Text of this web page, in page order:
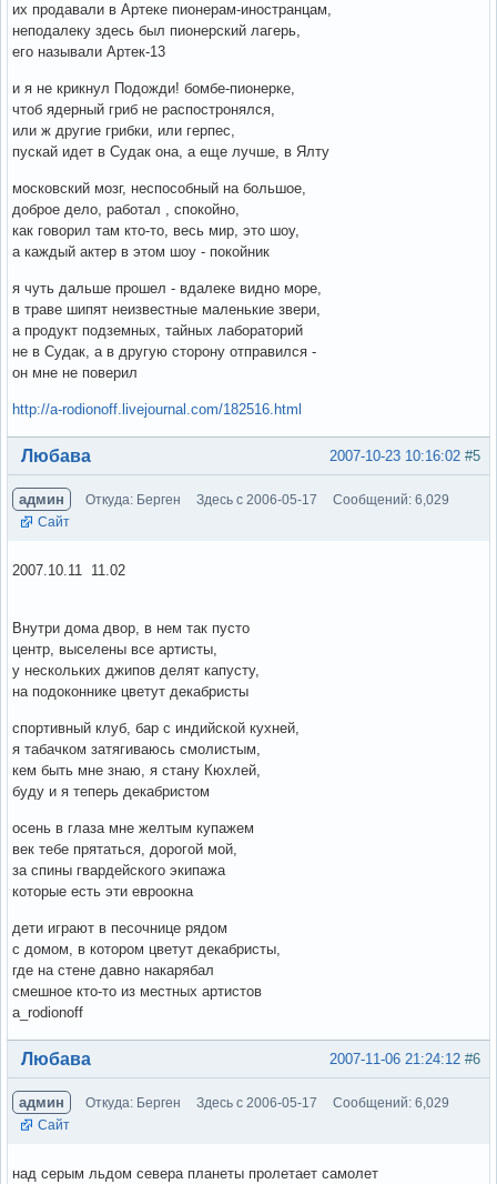
их продавали в Артеке пионерам-иностранцам,
неподалеку здесь был пионерский лагерь,
его называли Артек-13
и я не крикнул Подожди! бомбе-пионерке,
чтоб ядерный гриб не распостронялся,
или ж другие грибки, или герпес,
пускай идет в Судак она, а еще лучше, в Ялту
московский мозг, неспособный на большое,
доброе дело, работал , спокойно,
как говорил там кто-то, весь мир, это шоу,
а каждый актер в этом шоу - покойник
я чуть дальше прошел - вдалеке видно море,
в траве шипят неизвестные маленькие звери,
а продукт подземных, тайных лабораторий
не в Судак, а в другую сторону отправился -
он мне не поверил
http://a-rodionoff.livejournal.com/182516.html
Вне форума #5
2007-10-23 10:16:02
Любава
админ Откуда: Берген Здесь с 2006-05-17
Сообщений: 6,029
Сайт
2007.10.11 11.02
Внутри дома двор, в нем так пусто
центр, выселены все артисты,
у нескольких джипов делят капусту,
на подоконнике цветут декабристы
спортивный клуб, бар с индийской кухней,
я табачком затягиваюсь смолистым,
кем быть мне знаю, я стану Кюхлей,
буду и я теперь декабристом
осень в глаза мне желтым купажем
век тебе прятаться, дорогой мой,
за спины гвардейского экипажа
которые есть эти евроокна
дети играют в песочнице рядом
с домом, в котором цветут декабристы,
где на стене давно накарябал
смешное кто-то из местных артистов
a_rodionoff
Вне форума #6
2007-11-06 21:24:12
Любава
админ Откуда: Берген Здесь с 2006-05-17
Сообщений: 6,029
Сайт
над серым льдом севера планеты пролетает самолет